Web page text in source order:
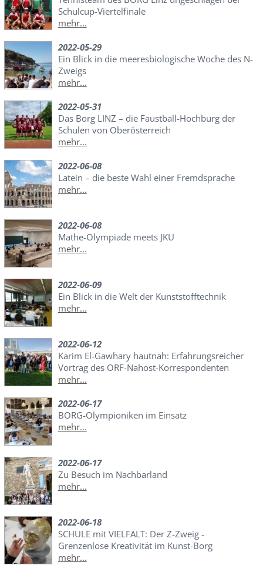
Schulcup-Viertelfinale
mehr...
2022-05-29
Ein Blick in die meeresbiologische Woche des N-
Zweigs
mehr...
2022-05-31
Das Borg LINZ – die Faustball-Hochburg der
Schulen von Oberösterreich
mehr...
2022-06-08
Latein – die beste Wahl einer Fremdsprache
mehr...
2022-06-08
Mathe-Olympiade meets JKU
mehr...
2022-06-09
Ein Blick in die Welt der Kunststofftechnik
mehr...
2022-06-12
Karim El-Gawhary hautnah: Erfahrungsreicher
Vortrag des ORF-Nahost-Korrespondenten
mehr...
2022-06-17
BORG-Olympioniken im Einsatz
mehr...
2022-06-17
Zu Besuch im Nachbarland
mehr...
2022-06-18
SCHULE mit VIELFALT: Der Z-Zweig -
Grenzenlose Kreativität im Kunst-Borg
mehr...